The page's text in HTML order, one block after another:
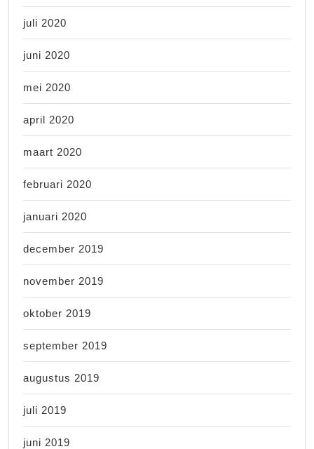
juli 2020
juni 2020
mei 2020
april 2020
maart 2020
februari 2020
januari 2020
december 2019
november 2019
oktober 2019
september 2019
augustus 2019
juli 2019
juni 2019